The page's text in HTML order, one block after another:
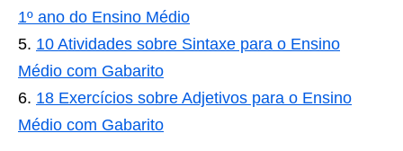
1º ano do Ensino Médio
10 Atividades sobre Sintaxe para o Ensino
Médio com Gabarito
18 Exercícios sobre Adjetivos para o Ensino
Médio com Gabarito